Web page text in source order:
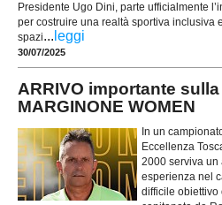
Presidente Ugo Dini, parte ufficialmente
per costruire una realtà sportiva inclusiva
spazi... leggi
30/07/2025
ARRIVO importante sulla
MARGINONE WOMEN
In un
Eccellenza
2000 serviva un
esperienza nel
difficile obiettivo